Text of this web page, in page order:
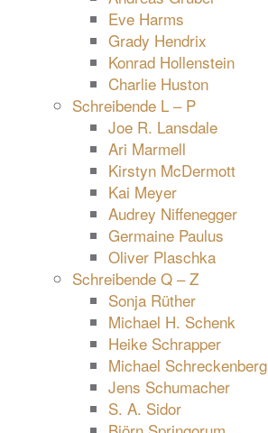
Eve Harms
Grady Hendrix
Konrad Hollenstein
Charlie Huston
Schreibende L – P
Joe R. Lansdale
Ari Marmell
Kirstyn McDermott
Kai Meyer
Audrey Niffenegger
Germaine Paulus
Oliver Plaschka
Schreibende Q – Z
Sonja Rüther
Michael H. Schenk
Heike Schrapper
Michael Schreckenberg
Jens Schumacher
S. A. Sidor